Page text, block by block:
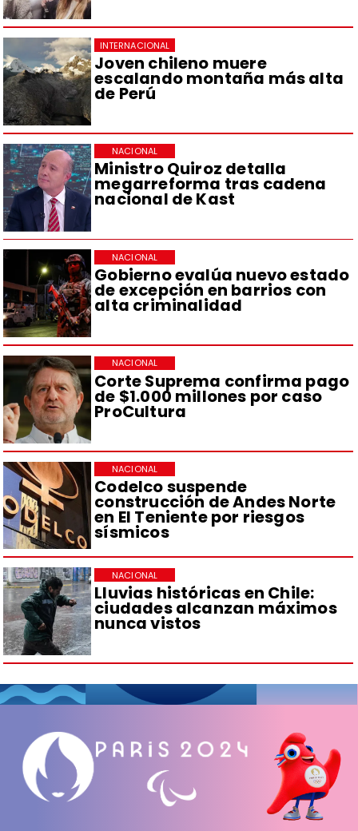
Joven chileno muere
escalando montaña más alta
de Perú
INTERNACIONAL
Ministro Quiroz detalla
megarreforma tras cadena
nacional de Kast
NACIONAL
Gobierno evalúa nuevo estado
de excepción en barrios con
alta criminalidad
NACIONAL
Corte Suprema confirma pago
de $1.000 millones por caso
ProCultura
NACIONAL
Codelco suspende
construcción de Andes Norte
en El Teniente por riesgos
sísmicos
NACIONAL
Lluvias históricas en Chile:
ciudades alcanzan máximos
nunca vistos
NACIONAL